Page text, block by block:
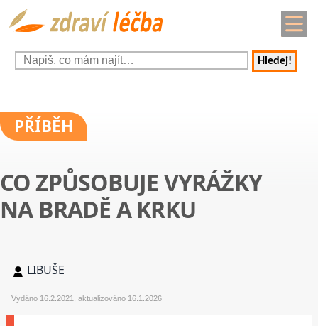
Hledej!
PŘÍBĚH
CO ZPŮSOBUJE VYRÁŽKY
NA BRADĚ A KRKU
LIBUŠE
Vydáno 16.2.2021, aktualizováno 16.1.2026